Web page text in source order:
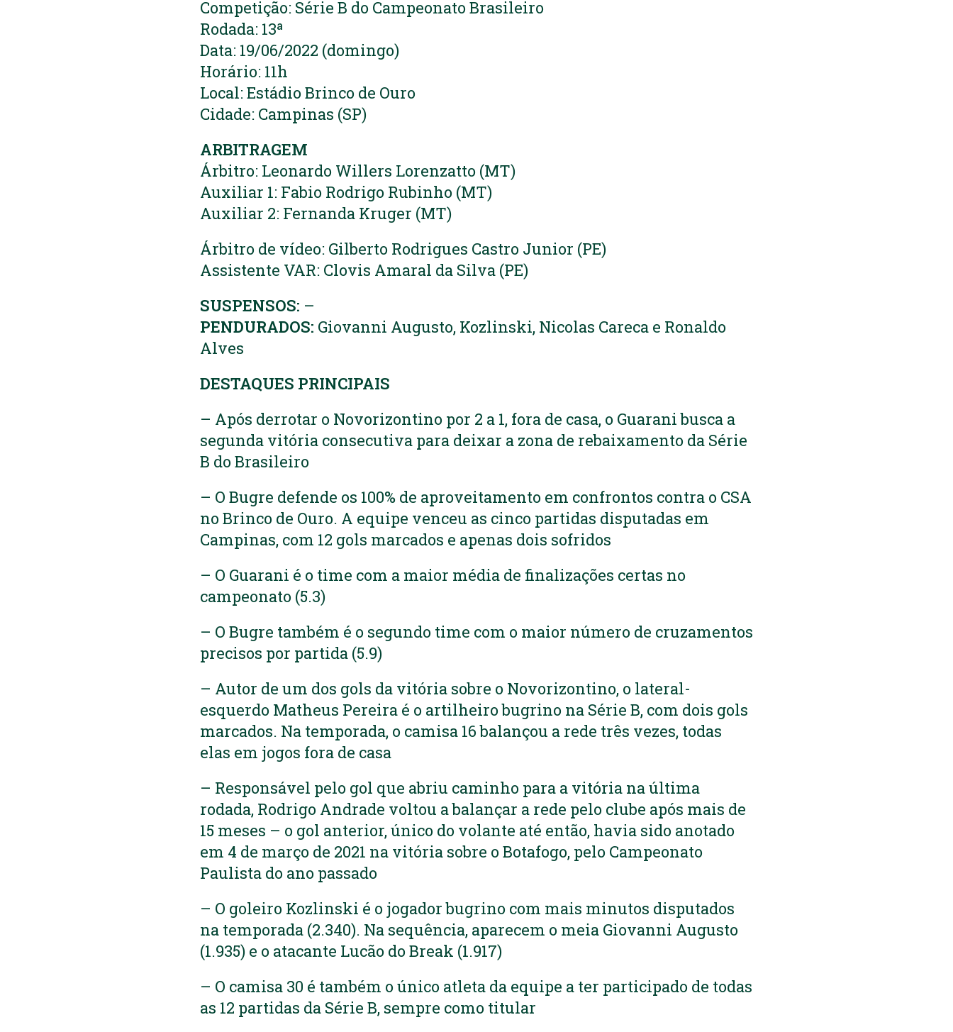
Competição: Série B do Campeonato Brasileiro
Rodada: 13ª
Data: 19/06/2022 (domingo)
Horário: 11h
Local: Estádio Brinco de Ouro
Cidade: Campinas (SP)
ARBITRAGEM
Árbitro: Leonardo Willers Lorenzatto (MT)
Auxiliar 1: Fabio Rodrigo Rubinho (MT)
Auxiliar 2: Fernanda Kruger (MT)
Árbitro de vídeo: Gilberto Rodrigues Castro Junior (PE)
Assistente VAR: Clovis Amaral da Silva (PE)
SUSPENSOS: –
PENDURADOS: Giovanni Augusto, Kozlinski, Nicolas Careca e Ronaldo
Alves
DESTAQUES PRINCIPAIS
– Após derrotar o Novorizontino por 2 a 1, fora de casa, o Guarani busca a
segunda vitória consecutiva para deixar a zona de rebaixamento da Série
B do Brasileiro
– O Bugre defende os 100% de aproveitamento em confrontos contra o CSA
no Brinco de Ouro. A equipe venceu as cinco partidas disputadas em
Campinas, com 12 gols marcados e apenas dois sofridos
– O Guarani é o time com a maior média de finalizações certas no
campeonato (5.3)
– O Bugre também é o segundo time com o maior número de cruzamentos
precisos por partida (5.9)
– Autor de um dos gols da vitória sobre o Novorizontino, o lateral-
esquerdo Matheus Pereira é o artilheiro bugrino na Série B, com dois gols
marcados. Na temporada, o camisa 16 balançou a rede três vezes, todas
elas em jogos fora de casa
– Responsável pelo gol que abriu caminho para a vitória na última
rodada, Rodrigo Andrade voltou a balançar a rede pelo clube após mais de
15 meses – o gol anterior, único do volante até então, havia sido anotado
em 4 de março de 2021 na vitória sobre o Botafogo, pelo Campeonato
Paulista do ano passado
– O goleiro Kozlinski é o jogador bugrino com mais minutos disputados
na temporada (2.340). Na sequência, aparecem o meia Giovanni Augusto
(1.935) e o atacante Lucão do Break (1.917)
– O camisa 30 é também o único atleta da equipe a ter participado de todas
as 12 partidas da Série B, sempre como titular